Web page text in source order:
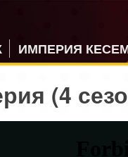
ИМПЕРИЯ
(4